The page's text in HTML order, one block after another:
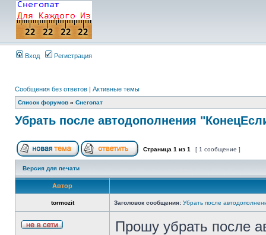
Вход Регистрация
Сообщения без ответов | Активные темы
Список форумов » Снегопат
Убрать после автодополнения
Страница 1 из 1 [ 1 сообщение ]
Версия для печати
Автор
tormozit Заголовок сообщения: Убрать после
Прошу убрать после